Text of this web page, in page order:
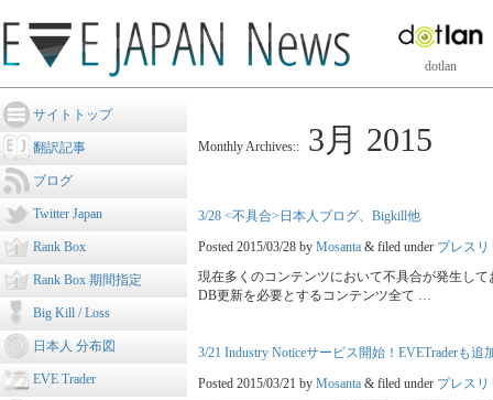
dotlan
サイトトップ
翻訳記事
ブログ
Twitter Japan
Rank Box
Rank Box 期間指定
Big Kill / Loss
日本人 分布図
EVE Trader
Monthly Archives:: 3月 2015
3/28 <不具合>日本人ブログ、Bigkill他
Posted 2015/03/28 by Mosanta & filed under プレス
現在多くのコンテンツにおいて不具合が発生し
DB更新を必要とするコンテンツ全て …
3/21 Industry Noticeサービス開始！EVETraderも追
Posted 2015/03/21 by Mosanta & filed under プレス